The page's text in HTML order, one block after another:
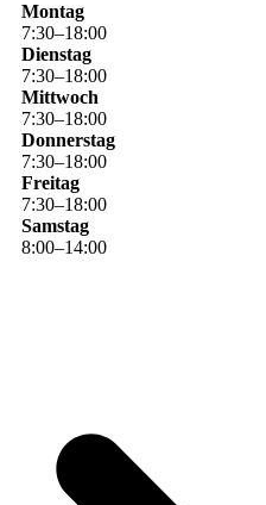
Montag
7:30–18:00
Dienstag
7:30–18:00
Mittwoch
7:30–18:00
Donnerstag
7:30–18:00
Freitag
7:30–18:00
Samstag
8:00–14:00